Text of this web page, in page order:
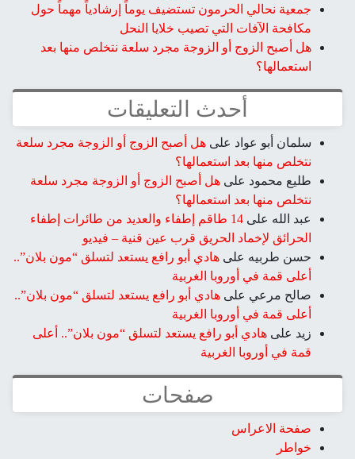
جمعية نحالي الحرمون تستضيف يوماً إرشادياً مهماً حول
مكافحة الآفات التي تصيب خلايا النحل
هل أصبح الزوج أو الزوجة مجرد سلعة نتخلص منها بعد
استعمالها؟
أحدث التعليقات
سلمان أبو عواد على هل أصبح الزوج أو الزوجة مجرد سلعة
نتخلص منها بعد استعمالها؟
طليع محمود على هل أصبح الزوج أو الزوجة مجرد سلعة
نتخلص منها بعد استعمالها؟
عبد الله على
14 طاقم إطفاء والعديد من طائرات إطفاء
الحرائق لإخماد الحريق قرب عين قنية – فيديو
حسن طربيه على هادي أبو رافع يستعد لتسلق “مون بلان”..
أعلى قمة في أوروبا الغربية
صالح مرعي على هادي أبو رافع يستعد لتسلق “مون بلان”..
أعلى قمة في أوروبا الغربية
زيد على هادي أبو رافع يستعد لتسلق “مون بلان”.. أعلى
قمة في أوروبا الغربية
صفحات
صفحة الاعراس
خواطر